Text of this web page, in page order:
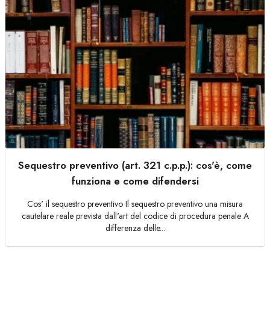
Sequestro preventivo (art. 321 c.p.p.): cos'è, come
funziona e come difendersi
Cos' il sequestro preventivo Il sequestro preventivo una misura
cautelare reale prevista dall'art del codice di procedura penale A
differenza delle...